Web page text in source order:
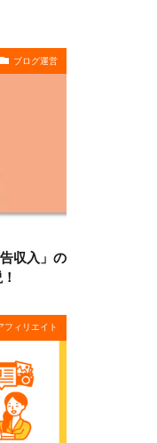
ブログ運営
収入」の
フィリエイト